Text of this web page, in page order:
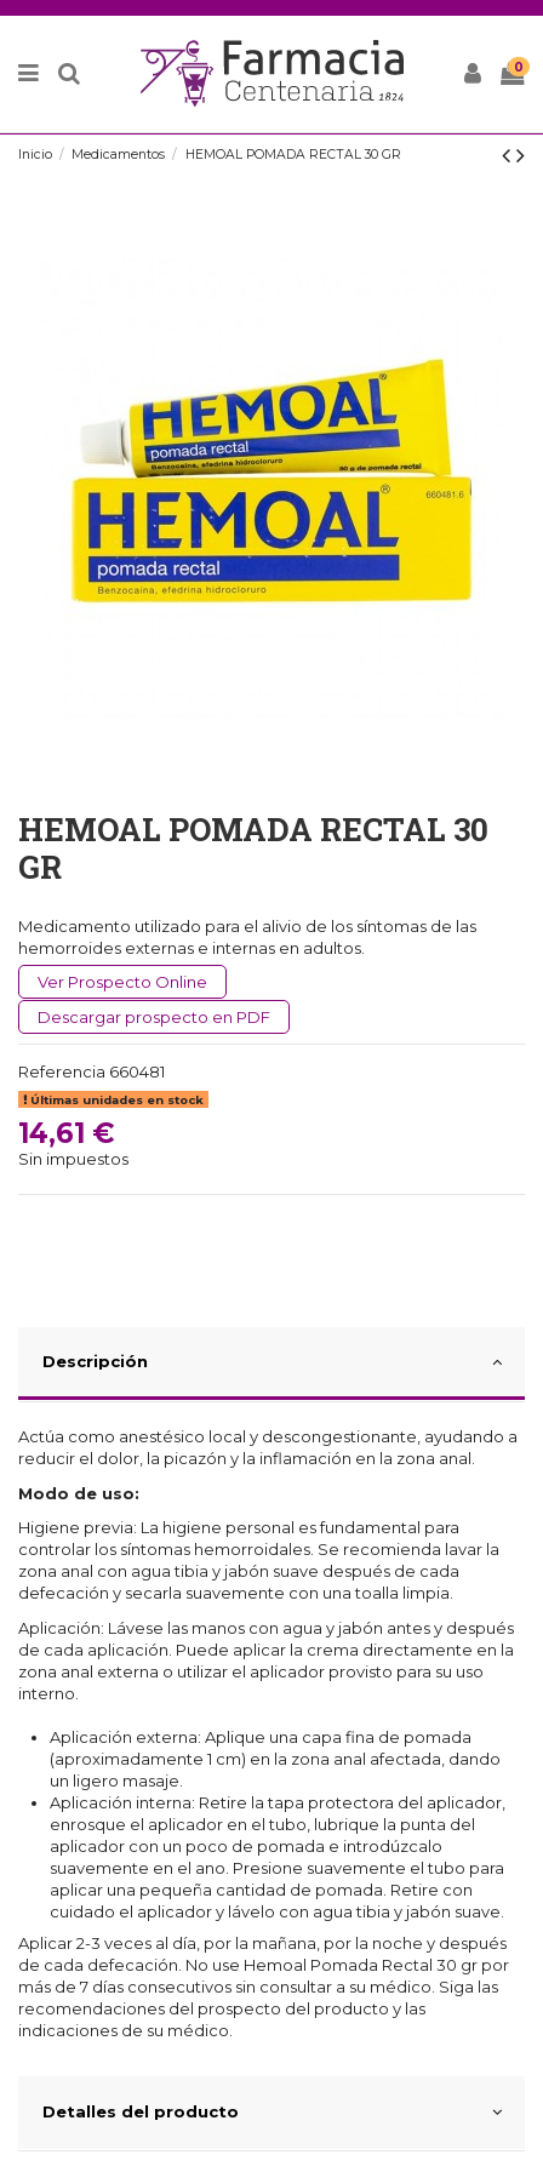
0
Inicio Medicamentos HEMOAL POMADA RECTAL 30 GR
HEMOAL POMADA RECTAL 30
GR
Medicamento utilizado para el alivio de los síntomas de las
hemorroides externas e internas en adultos.
Ver Prospecto Online
Descargar prospecto en PDF
Referencia 660481
Últimas unidades en stock
14,61 €
Sin impuestos
Descripción
Actúa como anestésico local y descongestionante, ayudando a
reducir el dolor, la picazón y la inflamación en la zona anal.
Modo de uso:
Higiene previa: La higiene personal es fundamental para
controlar los síntomas hemorroidales. Se recomienda lavar la
zona anal con agua tibia y jabón suave después de cada
defecación y secarla suavemente con una toalla limpia.
Aplicación: Lávese las manos con agua y jabón antes y después
de cada aplicación. Puede aplicar la crema directamente en la
zona anal externa o utilizar el aplicador provisto para su uso
interno.
Aplicación externa: Aplique una capa fina de pomada
(aproximadamente 1 cm) en la zona anal afectada, dando
un ligero masaje.
Aplicación interna: Retire la tapa protectora del aplicador,
enrosque el aplicador en el tubo, lubrique la punta del
aplicador con un poco de pomada e introdúzcalo
suavemente en el ano. Presione suavemente el tubo para
aplicar una pequeña cantidad de pomada. Retire con
cuidado el aplicador y lávelo con agua tibia y jabón suave.
Aplicar 2-3 veces al día, por la mañana, por la noche y después
de cada defecación. No use Hemoal Pomada Rectal 30 gr por
más de 7 días consecutivos sin consultar a su médico. Siga las
recomendaciones del prospecto del producto y las
indicaciones de su médico.
Detalles del producto